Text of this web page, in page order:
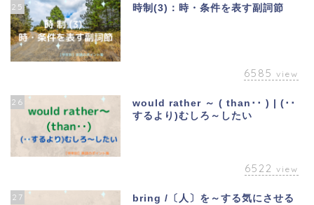
25 時制(3)：時・条件を表す副詞節
6585 view
26
would rather ～ ( than･･ ) | (･･
するより)むしろ～したい
6522 view
27 bring /〔人〕を～する気にさせる